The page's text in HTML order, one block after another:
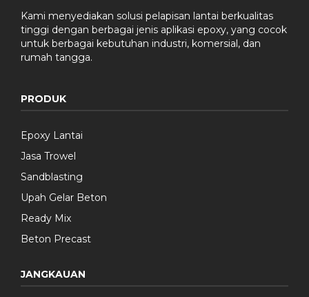
Kami menyediakan solusi pelapisan lantai berkualitas
tinggi dengan berbagai jenis aplikasi epoxy, yang cocok
untuk berbagai kebutuhan industri, komersial, dan
rumah tangga.
PRODUK
Epoxy Lantai
Jasa Trowel
Sandblasting
Upah Gelar Beton
Ready Mix
Beton Precast
JANGKAUAN